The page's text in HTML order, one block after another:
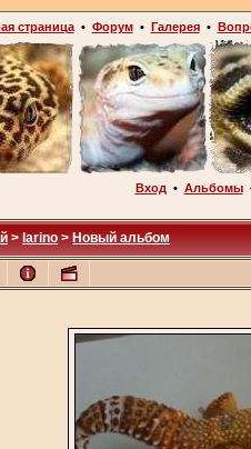
страница• Форум• Галерея•
Вход • Альбомы
> larino > Новый альбом